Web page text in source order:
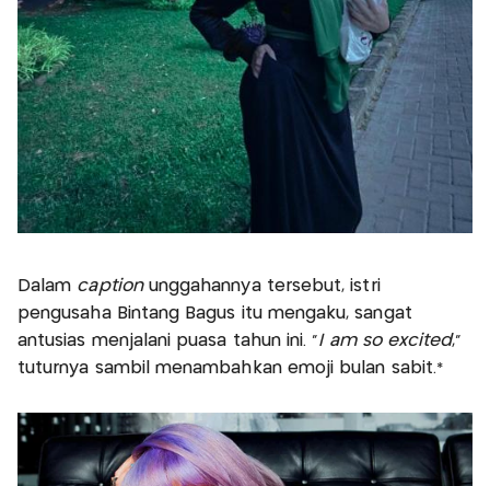
Dalam captionunggahannya tersebut, istri
pengusaha Bintang Bagus itu mengaku, sangat
antusias menjalani puasa tahun ini. “I am so excited,”
tuturnya sambil menambahkan emoji bulan sabit.*